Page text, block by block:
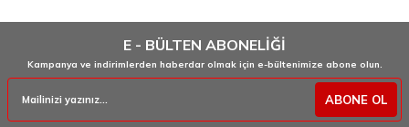
E - BÜLTEN ABONELİĞİ
Kampanya ve indirimlerden haberdar olmak için e-bültenimize abone olun.
ABONE OL